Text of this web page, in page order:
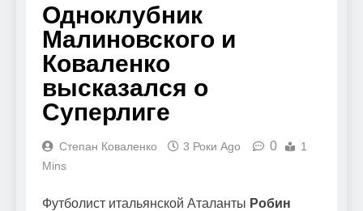
Одноклубник
Малиновского и
Коваленко
высказался о
Суперлиге
Степан Коваленко 3 Роки Ago 0
1
Mins
Футболист итальянской Аталанты Робин